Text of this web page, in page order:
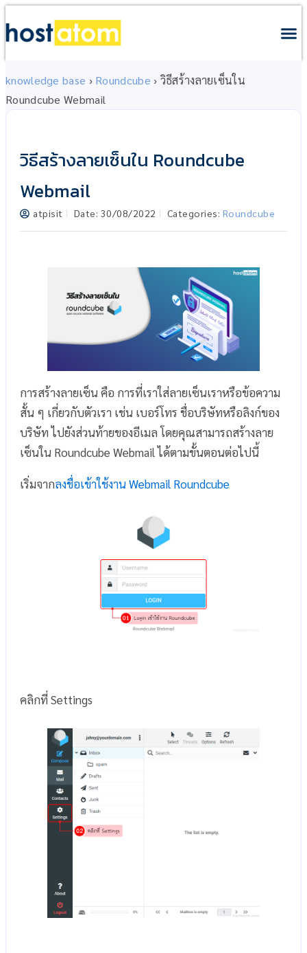
knowledge base › Roundcube › วิธีสร้างลายเซ็นใน
Roundcube Webmail
วิธีสร้างลายเซ็นใน Roundcube
Webmail
atpisit Date: 30/08/2022 Categories: Roundcube
การสร้างลายเซ็น คือ การที่เราใส่ลายเซ็นเราหรือข้อความ
สั้น ๆ เกี่ยวกับตัวเรา เช่น เบอร์โทร ชื่อบริษัทหรือลิงก์ของ
บริษัท ไปยังส่วนท้ายของอีเมล โดยคุณสามารถสร้างลาย
เซ็นใน Roundcube Webmail ได้ตามขั้นตอนต่อไปนี้
เริ่มจากลงชื่อเข้าใช้งาน Webmail Roundcube
คลิกที่ Settings